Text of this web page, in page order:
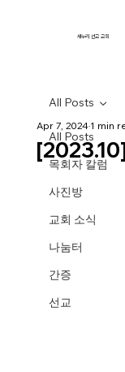
새누리 선교 교회
All Posts
목회자 칼럼
사진방
교회 소식
나눔터
간증
선교
All Posts
Apr 7, 20241 min